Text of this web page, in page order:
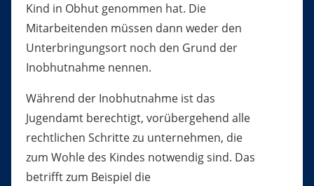
Kind in Obhut genommen hat. Die
Mitarbeitenden müssen dann weder den
Unterbringungsort noch den Grund der
Inobhutnahme nennen.
Während der Inobhutnahme ist das
Jugendamt berechtigt, vorübergehend alle
rechtlichen Schritte zu unternehmen, die
zum Wohle des Kindes notwendig sind. Das
betrifft zum Beispiel die